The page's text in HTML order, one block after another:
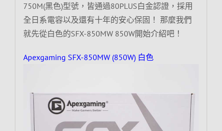
750M(黑色)型號，皆通過80PLUS白金認證，採用
全日系電容以及還有十年的安心保固！ 那麼我們
就先從白色的SFX-850MW 850W開始介紹吧！
Apexgaming SFX-850MW (850W) 白色